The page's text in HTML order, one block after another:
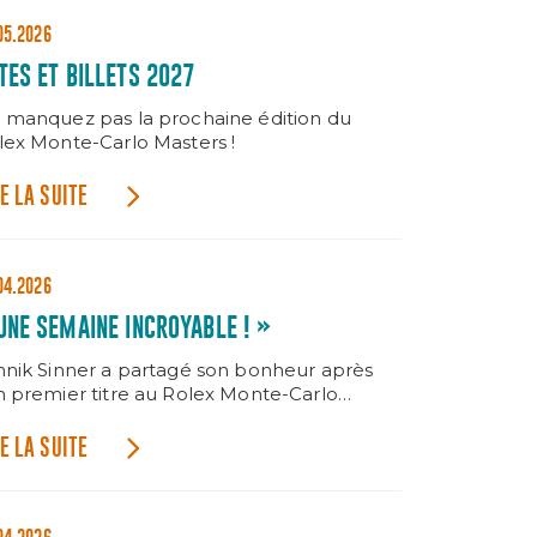
ET BILLETS 2027
manquez pas la prochaine édition du
Monte-Carlo Masters !
LA SUITE
SEMAINE INCROYABLE ! »
Sinner a partagé son bonheur après
premier titre au Rolex Monte-Carlo
LA SUITE